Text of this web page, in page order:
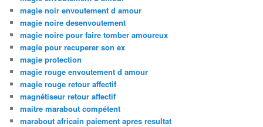
magie noir envoutement d amour
magie noire desenvoutement
magie noire pour faire tomber amoureux
magie pour recuperer son ex
magie protection
magie rouge envoutement d amour
magie rouge retour affectif
magnétiseur retour affectif
maitre marabout compétent
marabout africain paiement apres resultat